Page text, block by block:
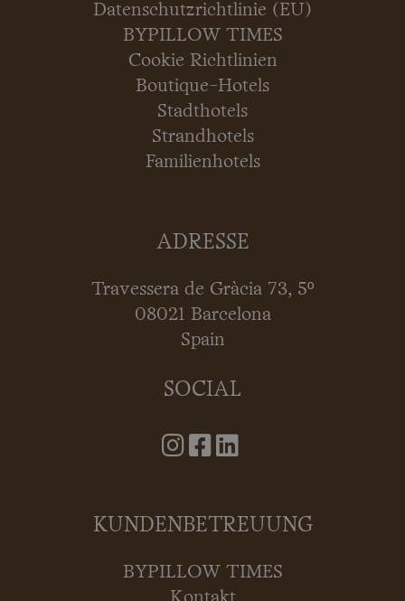
Datenschutzrichtlinie (EU)
BYPILLOW TIMES
Cookie Richtlinien
Boutique-Hotels
Stadthotels
Strandhotels
Familienhotels
ADRESSE
Travessera de Gràcia 73, 5º
08021 Barcelona
Spain
SOCIAL
KUNDENBETREUUNG
BYPILLOW TIMES